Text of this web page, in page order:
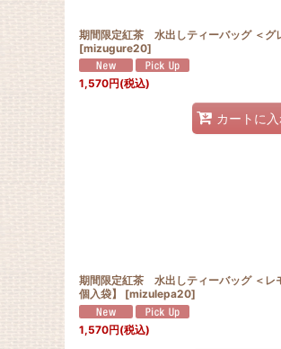
期間限定紅茶 水出しティーバッグ ＜グ
[mizugure20]
1,570円(税込)
カートに入
期間限定紅茶 水出しティーバッグ ＜レ
個入袋】
[mizulepa20]
1,570円(税込)